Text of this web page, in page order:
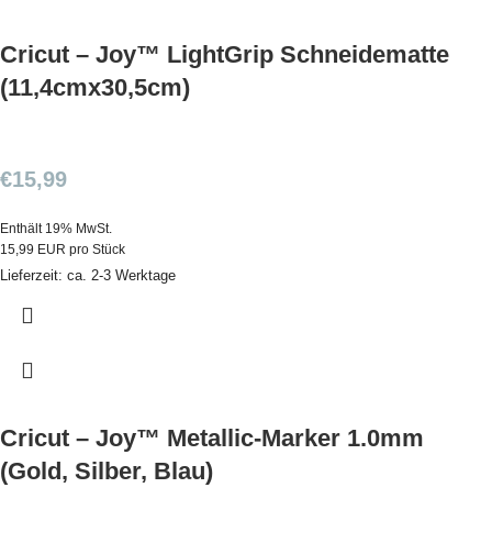
Cricut – Joy™ LightGrip Schneidematte
(11,4cmx30,5cm)
€15,99
Enthält 19% MwSt.
15,99 EUR pro Stück
Lieferzeit: ca. 2-3 Werktage
Cricut – Joy™ Metallic-Marker 1.0mm
(Gold, Silber, Blau)